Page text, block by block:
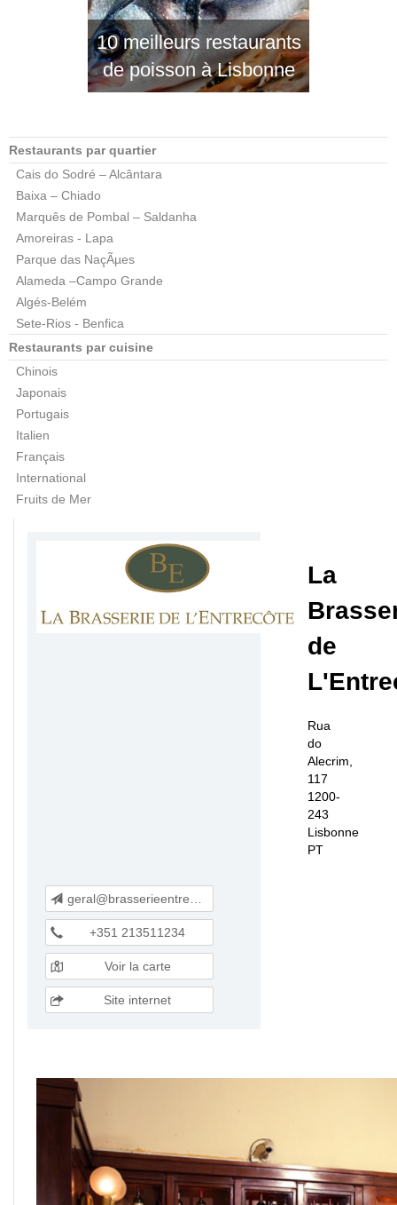
10 meilleurs restaurants
de poisson à Lisbonne
Restaurants par quartier
Cais do Sodré – Alcântara
Baixa – Chiado
Marquês de Pombal – Saldanha
Amoreiras - Lapa
Parque das NaçÃµes
Alameda –Campo Grande
Algés-Belém
Sete-Rios - Benfica
Restaurants par cuisine
Chinois
Japonais
Portugais
Italien
Français
International
Fruits de Mer
La
de
Rua
do
Alecrim,
117
1200-
243
Lisbonne
PT
geral@brasserieentrecote.pt
+351 213511234
Voir la carte
Site internet